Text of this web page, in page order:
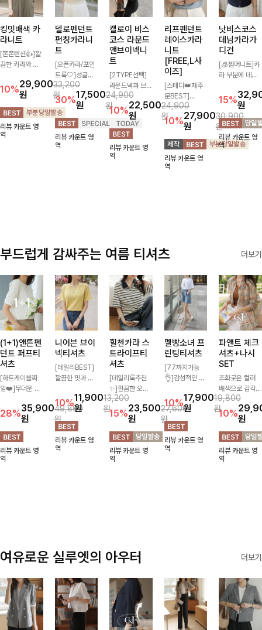
킹밋배색 카
라니트
[쫀쫀텐션👍]깔
끔한 카라와 반
만나 하나만 입
어도 완성도 높
은 스타일링을
연출해드려요 부
담 없이 즐기기
좋은 데일리 니
10%29,900
원
33,200
원
리뷰 카운트 영
역
델로펜던트
펀칭카라니
트
[오픈카라/포인
트룩🤍]성글한
짜임으로 시원한
통기성 느껴지는
카라 니트! 내추
럴하게 떨어지는
여유핏에 오픈
카라 디테일 더
해져 꾸안꾸 무
30%17,500
원
24,900
원
리뷰 카운트 영
역
캘로이 비스
코스 라운드
앤브이넥니
트
[2TYPE선택]
라운드넥과 브이
넥 두 가지 디자
인으로 취향에
맞게 선택 가능
한 베이직 니트
🤍 깔끔한 실루
엣과 부드러운
착용감으로 단독
10%22,500
원
24,900
원
리뷰 카운트 영
역
리프펜던트
레이스카라
니트
[FREE,L사
이즈]
[스테디👑재주
문BEST]
사랑스러움 가득
담은 카라 니트
에 펜던트 포인
트까지 톡-톡 얼
굴을 밝혀주는
컬러와 함께 해
요-
10%27,900
원
30,900
원
리뷰 카운트 영
역
낫비스코스
데님카라가
디건
[🧊썸머니트]카
라 부분에 데님
드한 듯한 느낌
을 주며 비스코
스 혼방 소재로
시원쾌적하게 즐
길 수 있는 가디
건이에요~!
15%원
리뷰 카운트 영
역
부드럽게 감싸주는 여름 티셔츠 더보기
(1+1)앤튼펜
던트 퍼프티
셔츠
[하트케이블짜
임❤️]무더운 여
낭만같은 티셔츠
소재감에서 주는
포인트와 금장으
로 고급스러움도
놓치지 말아요♥
28%35,900
원
49,800
원
리뷰 카운트 영
역
니어븐 브이
넥티셔츠
[데일리BEST]
깔끔한 핏과 디
소재로 밋밋함
없이 착용 가능
하며 심플하게
입어도 좋고 레
이어드해서 입어
도 좋은 데일리
10%11,900
원
13,200
원
리뷰 카운트 영
역
힐첸카라 스
트라이프티
셔츠
[데일리룩추천
✨]깔끔한 오픈
카라넥과 조화로
운 배색이 들어
간 스트라이프
패턴으로 단정하
고 캐주얼한 무
드를 선사하는
반팔 티셔츠에
15%23,500
원
27,600
원
리뷰 카운트 영
역
멜빵소녀 프
린팅티셔츠
[77까지가능
👌]감성적인 일
여유로운 오버핏
이 만나 편안하
면서도 캐주얼한
무드를 완성해주
는 티셔츠! 데일
리룩부터 꾸안꾸
10%17,900
원
19,800
원
리뷰 카운트 영
역
파앤트 체크
셔츠+나시
SET
조화로운 컬러
배색으로 감각적
이면서 단독부터
세트까지 활용도
높게 즐기는 셔
츠+나시 SET!
캐주얼한 감성으
로 대충 입어도
이쁜 ITEM 💛
10%원
리뷰 카운트 영
역
여유로운 실루엣의 아우터 더보기